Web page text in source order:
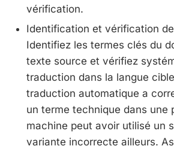
vérification.
Identification et vérification
Identifiez les termes clés du
texte source et vérifiez
traduction dans la langue
traduction automatique a
un terme technique dans une
machine peut avoir utilisé un
variante incorrecte ailleurs.